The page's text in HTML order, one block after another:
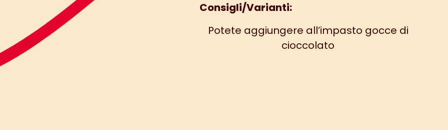
Consigli/Varianti:
Potete aggiungere all’impasto gocce di
cioccolato